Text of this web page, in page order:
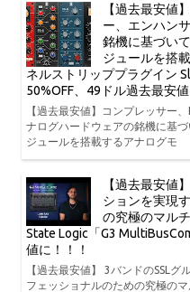
【過去最安値
ー、エンハン
銘機に基づい
ジュールを搭
ネルストリッププラグイン
50%OFF、49ドル過去最安値
【過去最安値】コンプレッサー
ナログハードウェアの銘機に基
ジュールを搭載するアナログモ
【過去最安値
ションを実現
の究極のマル
State Logic「G3
値に！！！
【過去最安値】 3バンドのSSL
フェッショナルのための究極の